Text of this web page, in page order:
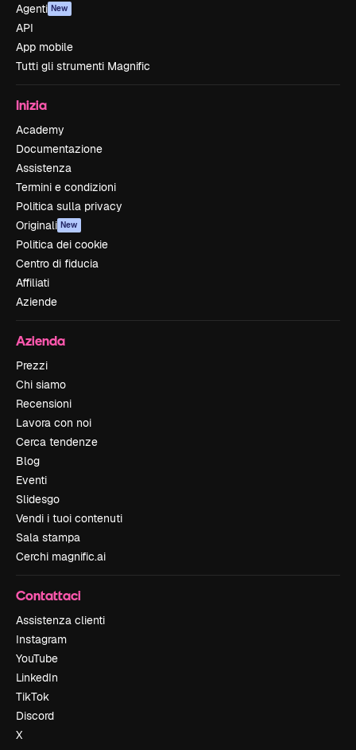
Agenti New
API
App mobile
Tutti gli strumenti Magnific
Inizia
Academy
Documentazione
Assistenza
Termini e condizioni
Politica sulla privacy
Originali New
Politica dei cookie
Centro di fiducia
Affiliati
Aziende
Azienda
Prezzi
Chi siamo
Recensioni
Lavora con noi
Cerca tendenze
Blog
Eventi
Slidesgo
Vendi i tuoi contenuti
Sala stampa
Cerchi magnific.ai
Contattaci
Assistenza clienti
Instagram
YouTube
LinkedIn
TikTok
Discord
X